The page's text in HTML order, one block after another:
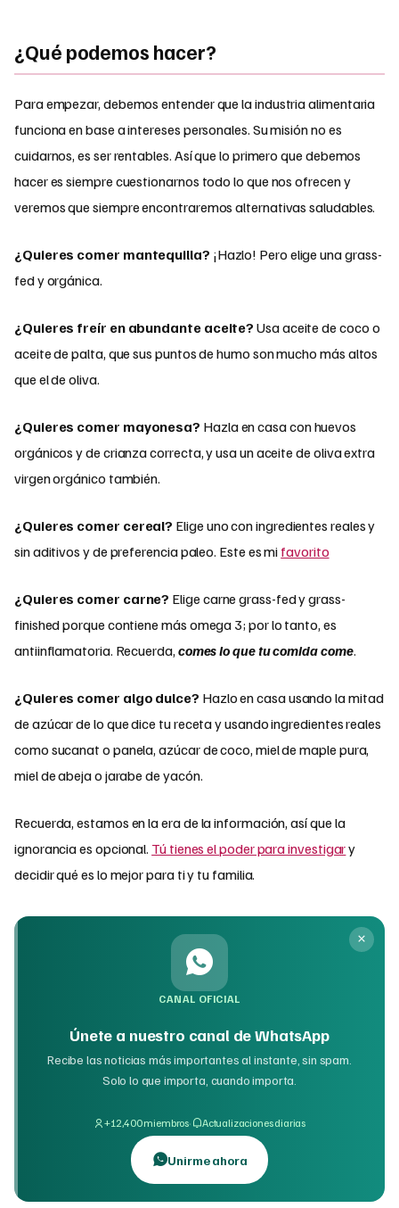
¿Qué podemos hacer?
Para empezar, debemos entender que la industria alimentaria
funciona en base a intereses personales. Su misión no es
cuidarnos, es ser rentables. Así que lo primero que debemos
hacer es siempre cuestionarnos todo lo que nos ofrecen y
veremos que siempre encontraremos alternativas saludables.
¿Quieres comer mantequilla? ¡Hazlo! Pero elige una grass-
fed y orgánica.
¿Quieres freír en abundante aceite? Usa aceite de coco o
aceite de palta, que sus puntos de humo son mucho más altos
que el de oliva.
¿Quieres comer mayonesa? Hazla en casa con huevos
orgánicos y de crianza correcta, y usa un aceite de oliva extra
virgen orgánico también.
¿Quieres comer cereal? Elige uno con ingredientes reales y
sin aditivos y de preferencia paleo. Este es mi favorito
¿Quieres comer carne? Elige carne grass-fed y grass-
finished porque contiene más omega 3; por lo tanto, es
antiinflamatoria. Recuerda, comes lo que tu comida come.
¿Quieres comer algo dulce? Hazlo en casa usando la mitad
de azúcar de lo que dice tu receta y usando ingredientes reales
como sucanat o panela, azúcar de coco, miel de maple pura,
miel de abeja o jarabe de yacón.
Recuerda, estamos en la era de la información, así que la
ignorancia es opcional. Tú tienes el poder para investigary
decidir qué es lo mejor para ti y tu familia.
CANAL OFICIAL
Únete a nuestro canal de WhatsApp
Recibe las noticias más importantes al instante, sin spam.
Solo lo que importa, cuando importa.
+12,400 miembros· Actualizaciones diarias
Unirme ahora